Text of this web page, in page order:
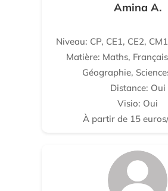
Amina A.
Niveau: CP, CE1, CE2,
Matière: Maths,
Géographie,
Distance: Oui
Visio: Oui
À partir de 15